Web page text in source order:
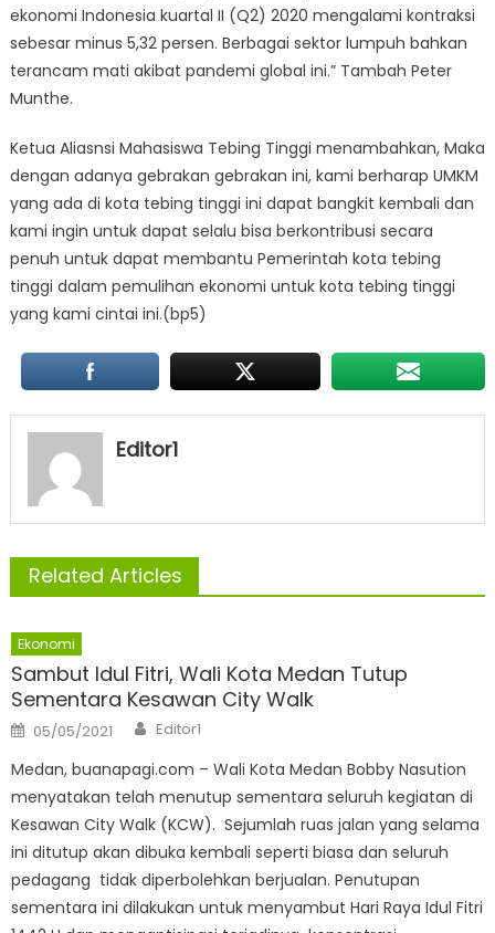
ekonomi Indonesia kuartal II (Q2) 2020 mengalami kontraksi
sebesar minus 5,32 persen. Berbagai sektor lumpuh bahkan
terancam mati akibat pandemi global ini.” Tambah Peter
Munthe.
Ketua Aliasnsi Mahasiswa Tebing Tinggi menambahkan, Maka
dengan adanya gebrakan gebrakan ini, kami berharap UMKM
yang ada di kota tebing tinggi ini dapat bangkit kembali dan
kami ingin untuk dapat selalu bisa berkontribusi secara
penuh untuk dapat membantu Pemerintah kota tebing
tinggi dalam pemulihan ekonomi untuk kota tebing tinggi
yang kami cintai ini.(bp5)
Editor1
Related Articles
Ekonomi
Sambut Idul Fitri, Wali Kota Medan Tutup
Sementara Kesawan City Walk
Posted
on
05/05/2021 Author
Editor1
Medan, buanapagi.com – Wali Kota Medan Bobby Nasution
menyatakan telah menutup sementara seluruh kegiatan di
Kesawan City Walk (KCW). Sejumlah ruas jalan yang selama
ini ditutup akan dibuka kembali seperti biasa dan seluruh
pedagang tidak diperbolehkan berjualan. Penutupan
sementara ini dilakukan untuk menyambut Hari Raya Idul Fitri